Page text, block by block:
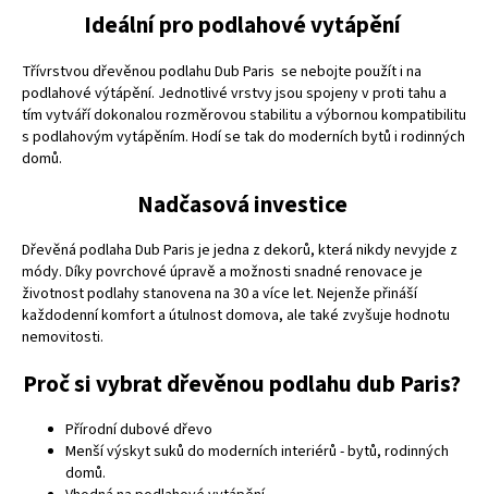
Ideální pro podlahové vytápění
Třívrstvou dřevěnou podlahu Dub Paris se nebojte použít i na
podlahové výtápění. Jednotlivé vrstvy jsou spojeny v proti tahu a
tím vytváří dokonalou rozměrovou stabilitu a výbornou kompatibilitu
s podlahovým vytápěním. Hodí se tak do moderních bytů i rodinných
domů.
Nadčasová investice
Dřevěná podlaha Dub Paris je jedna z dekorů, která nikdy nevyjde z
módy. Díky povrchové úpravě a možnosti snadné renovace je
životnost podlahy stanovena na 30 a více let. Nejenže přináší
každodenní komfort a útulnost domova, ale také zvyšuje hodnotu
nemovitosti.
Proč si vybrat dřevěnou podlahu dub Paris?
Přírodní dubové dřevo
Menší výskyt suků do moderních interiérů - bytů, rodinných
domů.